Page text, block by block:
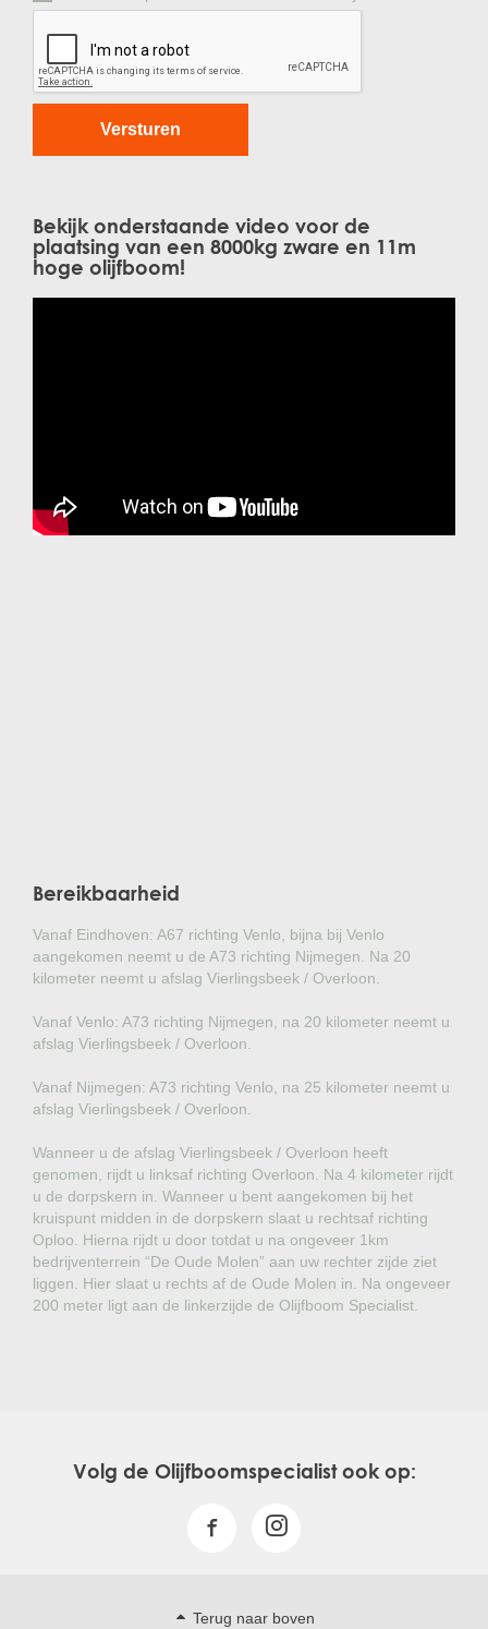
Bekijk onderstaande video voor de
plaatsing van een 8000kg zware en 11m
hoge olijfboom!
Bereikbaarheid
Vanaf Eindhoven: A67 richting Venlo, bijna bij Venlo
aangekomen neemt u de A73 richting Nijmegen. Na 20
kilometer neemt u afslag Vierlingsbeek / Overloon.
Vanaf Venlo: A73 richting Nijmegen, na 20 kilometer neemt u
afslag Vierlingsbeek / Overloon.
Vanaf Nijmegen: A73 richting Venlo, na 25 kilometer neemt u
afslag Vierlingsbeek / Overloon.
Wanneer u de afslag Vierlingsbeek / Overloon heeft
genomen, rijdt u linksaf richting Overloon. Na 4 kilometer rijdt
u de dorpskern in. Wanneer u bent aangekomen bij het
kruispunt midden in de dorpskern slaat u rechtsaf richting
Oploo. Hierna rijdt u door totdat u na ongeveer 1km
bedrijventerrein “De Oude Molen” aan uw rechter zijde ziet
liggen. Hier slaat u rechts af de Oude Molen in. Na ongeveer
200 meter ligt aan de linkerzijde de Olijfboom Specialist.
Volg de Olijfboomspecialist ook op:
Terug naar boven